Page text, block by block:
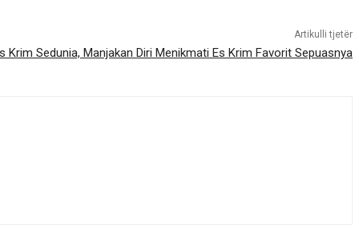
Artikulli tjetër
Krim Sedunia, Manjakan Diri Menikmati Es Krim Favorit Sepuasnya